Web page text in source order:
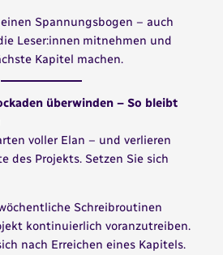
Spannungsbogen – auch
Leser:innen mitnehmen und
Kapitel machen.
überwinden – So bleibt
voller Elan – und verlieren
des Projekts. Setzen Sie sich
Schreibroutinen
kontinuierlich voranzutreiben.
nach Erreichen eines Kapitels.